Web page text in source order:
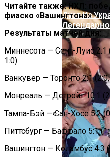
Под
Дуэт Из
Читайте также: НХЛ:
фиаско «Вашингтона»
Результаты матчей дня:
Миннесота — Сент-Луис 2:1
1:0)
Ванкувер — Торонто 2:1
Монреаль — Детройт 10:1
Тампа-Бэй — Сан-Хосе 5:2
Питтсбург — Баффало 5:1
Вашингтон — Коламбус 4:3